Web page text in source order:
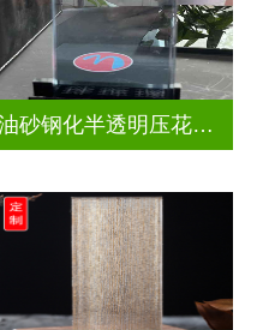
油砂钢化半透明压花玻璃